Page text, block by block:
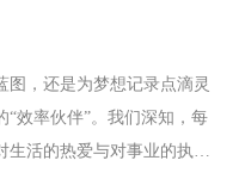
，还是为梦想记录点滴灵
效率伙伴”。我们深知，每
生活的热爱与对事业的执